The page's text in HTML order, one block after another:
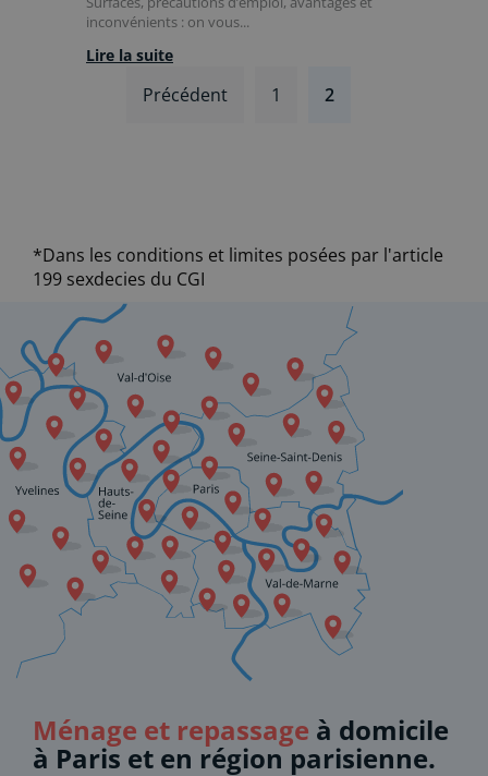
inconvénients : on vous...
Lire la suite
Précédent 1 2
*Dans les conditions et limites posées par l'article
199 sexdecies du CGI
Ménage et repassage à domicile
à Paris et en région parisienne.